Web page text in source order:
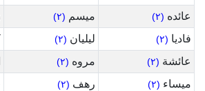
عائده (٢) ميسم (٢)
فاديا (٢) ليليان (٢)
عائشة (٢) مروه (٢)
ميساء (٢) رهف (٢)